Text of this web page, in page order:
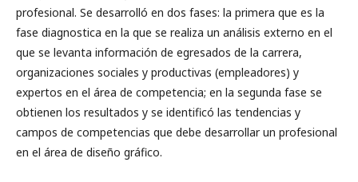
profesional. Se desarrolló en dos fases: la primera que es la
fase diagnostica en la que se realiza un análisis externo en el
que se levanta información de egresados de la carrera,
organizaciones sociales y productivas (empleadores) y
expertos en el área de competencia; en la segunda fase se
obtienen los resultados y se identificó las tendencias y
campos de competencias que debe desarrollar un profesional
en el área de diseño gráfico.